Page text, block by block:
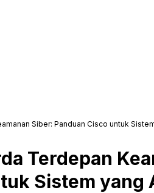
Siber: Panduan Cisco untuk
Terdepan
Sistem yang